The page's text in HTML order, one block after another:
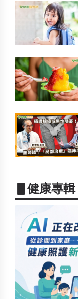
▋健康專輯